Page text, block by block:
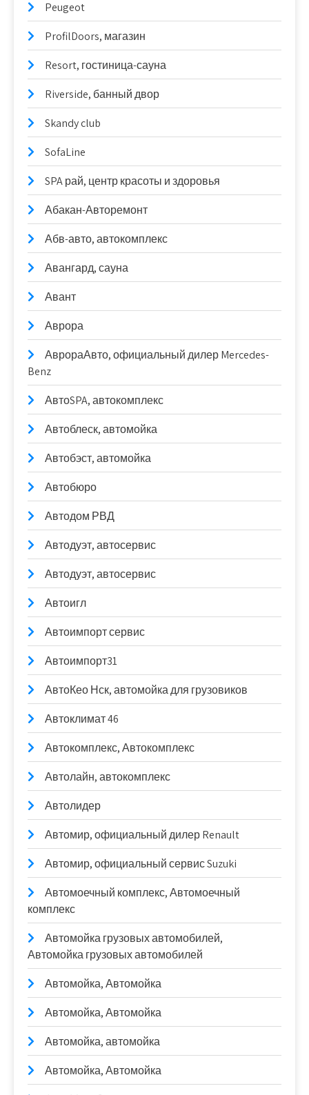
Peugeot
ProfilDoors, магазин
Resort, гостиница-сауна
Riverside, банный двор
Skandy club
SofaLine
SPA рай, центр красоты и здоровья
Абакан-Авторемонт
Абв-авто, автокомплекс
Авангард, сауна
Авант
Аврора
АврораАвто, официальный дилер Mercedes-
Benz
АвтоSPA, автокомплекс
Автоблеск, автомойка
Автобэст, автомойка
Автобюро
Автодом РВД
Автодуэт, автосервис
Автодуэт, автосервис
Автоигл
Автоимпорт сервис
Автоимпорт31
АвтоКео Нск, автомойка для грузовиков
Автоклимат 46
Автокомплекс, Автокомплекс
Автолайн, автокомплекс
Автолидер
Автомир, официальный дилер Renault
Автомир, официальный сервис Suzuki
Автомоечный комплекс, Автомоечный
комплекс
Автомойка грузовых автомобилей,
Автомойка грузовых автомобилей
Автомойка, Автомойка
Автомойка, Автомойка
Автомойка, автомойка
Автомойка, Автомойка